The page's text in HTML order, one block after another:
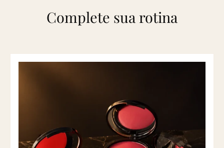
Complete sua rotina